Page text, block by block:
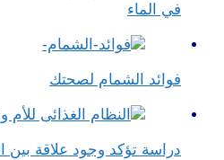
في الماء
فوائد الشمام لصحتك
دراسة تؤكد وجود علاقة بين